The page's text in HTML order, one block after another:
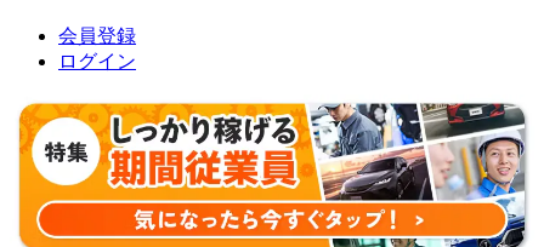
会員登録
ログイン